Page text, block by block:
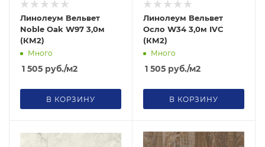
Линолеум Вельвет
Noble Oak W97 3,0м
(КМ2)
Много
1 505 руб./м2
В КОРЗИНУ
Линолеум Вельвет
Осло W34 3,0м IVC
(КМ2)
Много
1 505 руб./м2
В КОРЗИНУ